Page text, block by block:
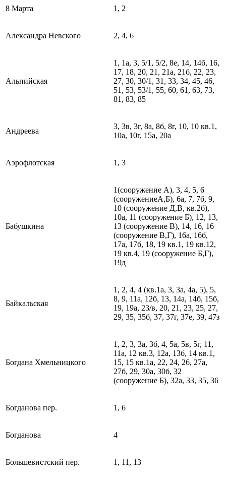
8 Марта 1, 2
Александра Невского 2, 4, 6
Альпийская
1, 1а, 3, 5/1, 5/2, 8е, 14, 14б, 16,
17, 18, 20, 21, 21а, 21б, 22, 23,
27, 30, 30/1, 31, 33, 34, 45, 46,
51, 53, 53/1, 55, 60, 61, 63, 73,
81, 83, 85
Андреева
3, 3в, 3г, 8а, 8б, 8г, 10, 10 кв.1,
10а, 10г, 15а, 20а
Аэрофлотская 1, 3
Бабушкина
1(сооружение А), 3, 4, 5, 6
(сооружениеА,Б), 6а, 7, 7б, 9,
10 (сооружение Д,В, кв.2б),
10а, 11 (сооружение Б), 12, 13,
13 (сооружение В), 14, 16, 16
(сооружение В,Г), 16а, 16б,
17а, 17б, 18, 19 кв.1, 19 кв.12,
19 кв.4, 19 (сооружение Б,Г),
19д
Байкальская
1, 2, 4, 4 (кв.1а, 3, 3а, 4а, 5), 5,
8, 9, 11а, 12б, 13, 14а, 14б, 15б,
19, 19а, 23/в, 20, 21, 23, 25, 27,
29, 35, 35б, 37, 37г, 37е, 39, 47з
Богдана Хмельницкого
1, 2, 3, 3а, 3б, 4, 5а, 5в, 5г, 11,
11а, 12 кв.3, 12а, 13б, 14 кв.1,
15, 15 кв.1а, 22, 24, 26, 27а,
27б, 29, 30а, 30б, 32
(сооружение Б), 32а, 33, 35, 36
Богданова пер. 1, 6
Богданова 4
Большевистский пер. 1, 11, 13